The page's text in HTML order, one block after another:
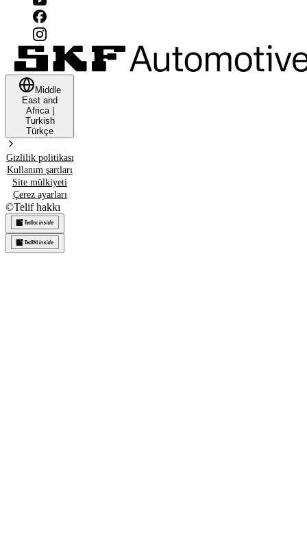
Middle
East and
Africa|
Turkish
Türkçe
Gizlilik politikası
Kullanım şartları
Site mülkiyeti
Çerez ayarları
©Telif hakkı